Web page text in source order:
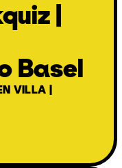
|
Basel
VILLA |